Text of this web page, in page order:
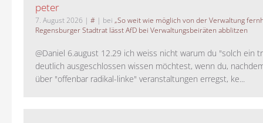
peter
7. August 2026 | # | bei „So weit wie möglich von der Verwaltung
Regensburger Stadtrat lässt AfD bei Verwaltungsbeiräten abblitzen
@Daniel 6.august 12.29 ich weiss nicht warum du "solch ein
deutlich ausgeschlossen wissen möchtest, wenn du,
über "offenbar radikal-linke" veranstaltungen erregst, ke...